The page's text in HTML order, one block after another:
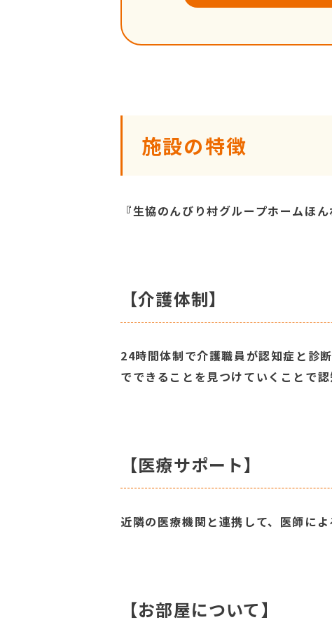
施設の特徴
『生協のんびり村グループホームほ
【介護体制】
24時間体制で介護職員が認知症と診
でできることを見つけていくことで
【医療サポート】
近隣の医療機関と連携して、医師に
【お部屋について】